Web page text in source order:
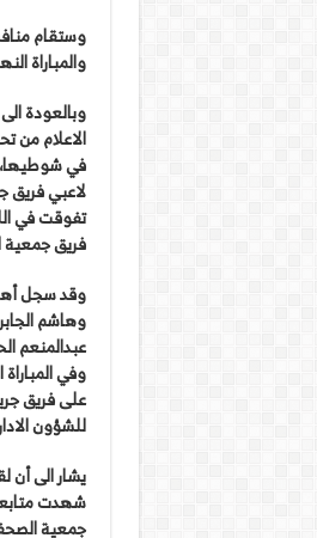
وستقام
والمباراة
وبالعودة
في شوطيها،
لاعبي فريق
تفوقت في
فريق جمعية
وقد سجل
وهاشم
عبدالمنعم
وفي
للشؤون
شهدت
جمعية